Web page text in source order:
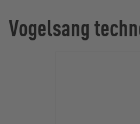
Vogelsang